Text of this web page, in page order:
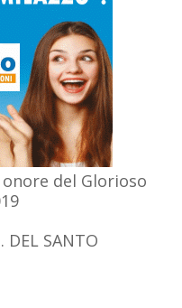
del Glorioso
DEL SANTO